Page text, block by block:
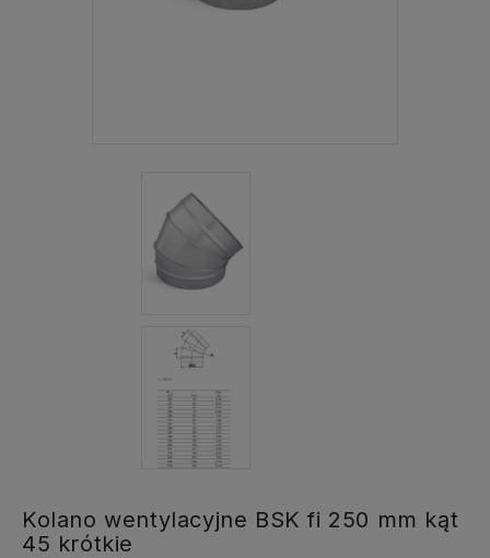
Kolano wentylacyjne BSK fi 250 mm kąt
45 krótkie